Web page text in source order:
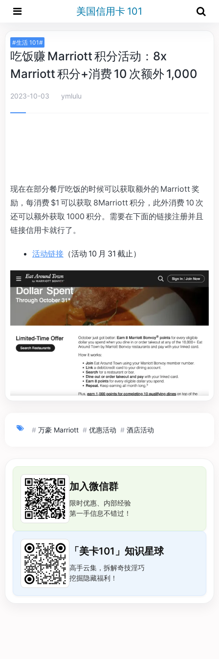
美国信用卡 101
#生活 101#
吃饭赚 Marriott 积分活动：8x
Marriott 积分+消费 10 次额外 1,000
2023-10-03 ymlulu
现在在部分餐厅吃饭的时候可以获取额外的 Marriott 奖
励，每消费 $1 可以获取 8Marriott 积分，此外消费 10 次
还可以额外获取 1000 积分。需要在下面的链接注册并且
链接信用卡就行了。
活动链接 （活动 10 月 31 截止）
# 万豪 Marriott # 优惠活动 # 酒店活动
加入微信群
限时优惠、内部经验
第一手信息不错过！
「美卡101」知识星球
高手云集，拆解奇技淫巧
挖掘隐藏福利！